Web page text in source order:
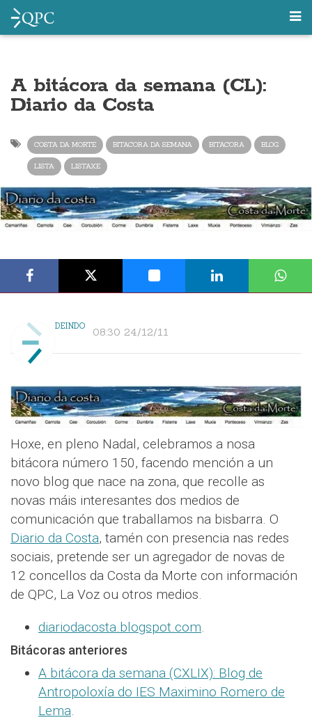
A bitácora da semana (CL):
Diario da Costa
COSTA DA MORTE BITACORA DA SEMANA BITACORA BLOG
LISTA LISTAXE
DEINDO 08:30 24/12/11
Hoxe, en pleno Nadal, celebramos a nosa
bitácora número 150, facendo mención a un
novo blog que nace na zona, que recolle as
novas máis interesantes dos medios de
comunicación que traballamos na bisbarra. O
Diario da Costa, tamén con presencia nas redes
sociais, pretende ser un agregador de novas de
12 concellos da Costa da Morte con información
de QPC, La Voz ou otros medios.
diariodacosta.blogspot.com.
Bitácoras anteriores
A bitácora da semana (CXLIX): Blog de
Antropoloxía do IES Maximino Romero de
Lema.